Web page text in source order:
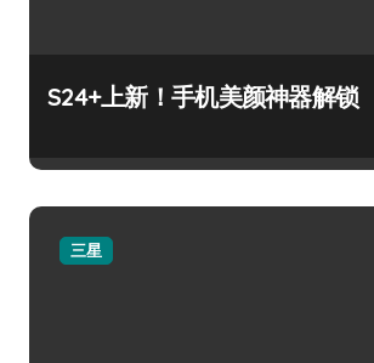
S24+上新！手机美颜神器解锁
三星